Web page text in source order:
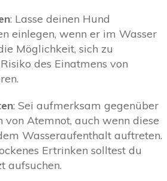
: Lasse deinen Hund
einlegen, wenn er im Wasser
Möglichkeit, sich zu
des Einatmens von
: Sei aufmerksam gegenüber
von Atemnot, auch wenn diese
Wasseraufenthalt auftreten.
Ertrinken solltest du
aufsuchen.